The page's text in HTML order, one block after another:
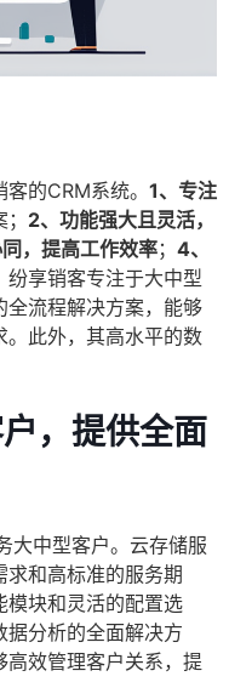
的CRM系统。 1、专注
2、功能强大且灵活，
，提高工作效率； 4、
纷享销客专注于大中型
全流程解决方案，能够
。此外，其高水平的数
，提供全面
大中型客户。云存储服
和高标准的服务期
模块和灵活的配置选
分析的全面解决方
效管理客户关系，提